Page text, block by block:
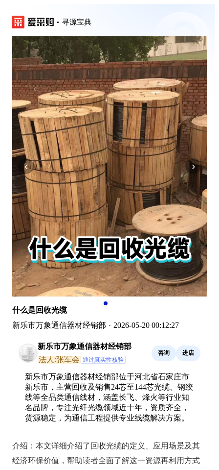
寻源宝典
‹ ›
什么是回收光缆
新乐市万象通信器材经销部 · 2026-05-20 00:12:27
新乐市万象通信器材经销部
法人:张军会 通过真实性核验
咨询 进店
新乐市万象通信器材经销部位于河北省石家庄市
新乐市，主营回收及销售24芯至144芯光缆、钢绞
线等全品类通信线材，涵盖长飞、烽火等行业知
名品牌，专注光纤光缆领域近十年，资质齐全，
货源稳定，为通信工程提供专业线缆解决方案。
介绍： 本文详细介绍了回收光缆的定义、应用场景及其
经济环保价值，帮助读者全面了解这一资源再利用方式